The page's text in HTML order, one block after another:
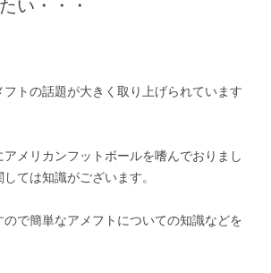
トの話題が大きく取り上げられています
メリカンフットボールを嗜んでおりまし
ては知識がございます。
で簡単なアメフトについての知識などを